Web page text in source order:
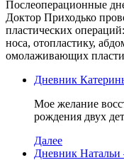
Послеоперационные
Доктор Приходько
пластических
носа, отопластику,
омолаживающих
Дневник
Мое желание
рождения двух
Далее
Дневник Натальи